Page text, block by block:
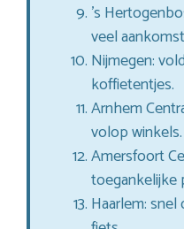
’s
veel
Nijmegen:
koffietentjes.
Arnhem
volop winkels.
Amersfoort
toegankelijke
Haarlem: